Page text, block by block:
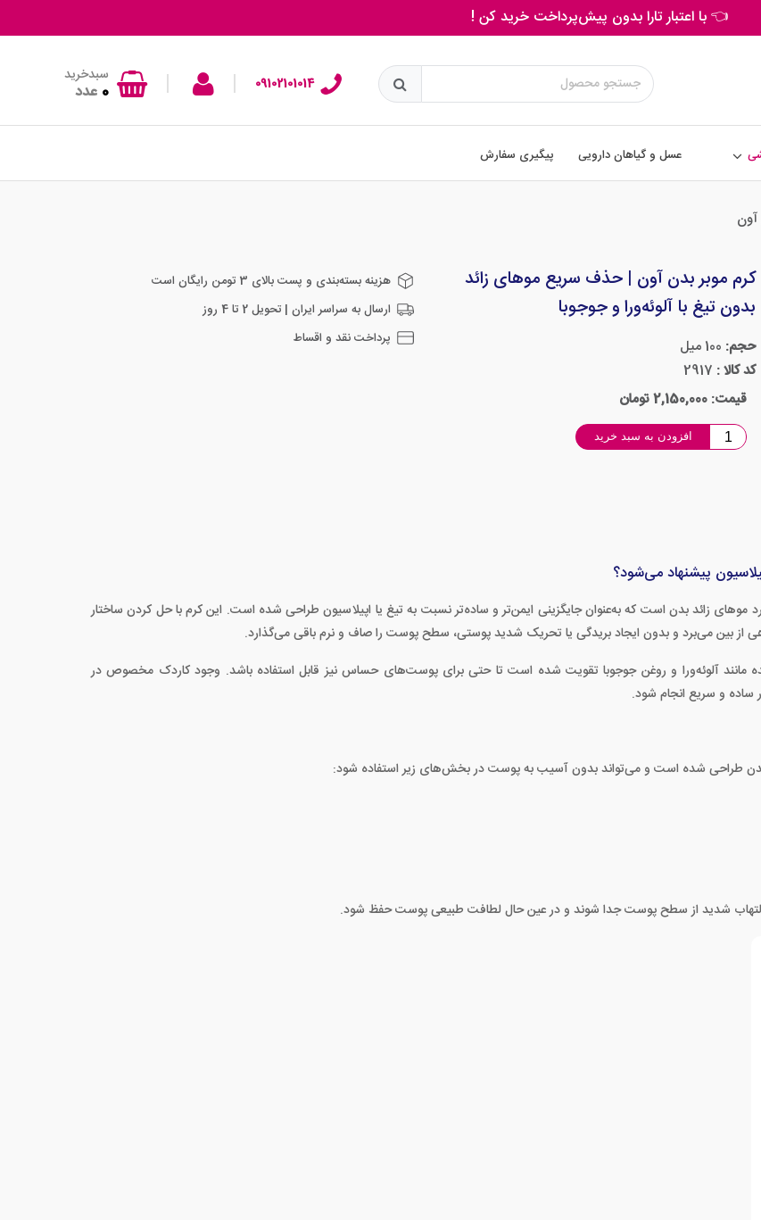
👈 با اعتبار تارا بدون پیش‌پرداخت خرید کن !
09102101014
|
| سبدخرید
0 عدد
عسل و گیاهان دارویی پیگیری سفارش
آون
کرم موبر بدن آون | حذف سریع موهای زائد
بدون تیغ با آلوئه‌ورا و جوجوبا
حجم: 100 میل
کد کالا : 2917
قیمت: 2,150,000 تومان
افزودن به سبد خرید
هزینه بسته‌بندی و پست بالای 3 تومن رایگان است
ارسال به سراسر ایران | تحویل 2 تا 4 روز
پرداخت نقد و اقساط
پیشنهاد می‌شود؟
زائد بدن است که به‌عنوان جایگزینی ایمن‌تر و ساده‌تر نسبت به تیغ یا اپیلاسیون طراحی شده است. این کرم با حل کردن ساختار
از بین می‌برد و بدون ایجاد بریدگی یا تحریک شدید پوستی، سطح پوست را صاف و نرم باقی می‌گذارد.
مانند آلوئه‌ورا و روغن جوجوبا تقویت شده است تا حتی برای پوست‌های حساس نیز قابل استفاده باشد. وجود کاردک مخصوص در
ساده و سریع انجام شود.
طراحی شده است و می‌تواند بدون آسیب به پوست در بخش‌های زیر استفاده شود:
شدید از سطح پوست جدا شوند و در عین حال لطافت طبیعی پوست حفظ شود.